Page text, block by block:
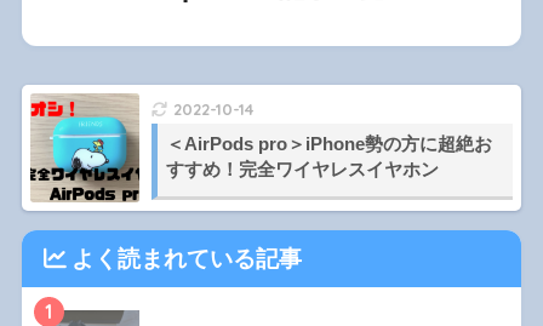
2022-10-14
＜AirPods pro＞iPhone勢の方に超絶お
すすめ！完全ワイヤレスイヤホン
よく読まれている記事
1